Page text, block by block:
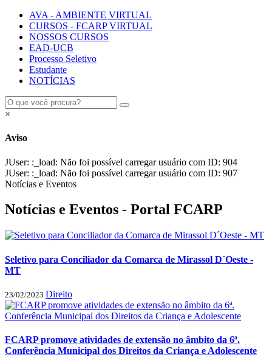
AVA - AMBIENTE VIRTUAL
CURSOS - FCARP VIRTUAL
NOSSOS CURSOS
EAD-UCB
Processo Seletivo
Estudante
NOTÍCIAS
×
Aviso
JUser: :_load: Não foi possível carregar usuário com ID: 904
JUser: :_load: Não foi possível carregar usuário com ID: 907
Notícias e Eventos
Notícias e Eventos - Portal FCARP
Seletivo para Conciliador da Comarca de Mirassol D´Oeste -
MT
23/02/2023 Direito
FCARP promove atividades de extensão no âmbito da 6ª.
Conferência Municipal dos Direitos da Criança e Adolescente